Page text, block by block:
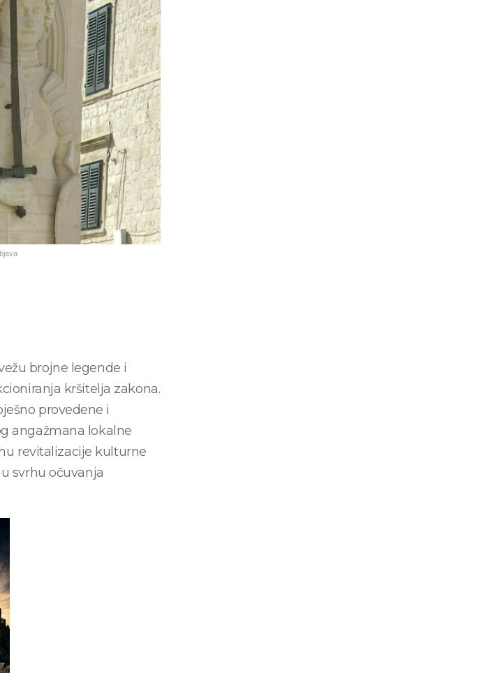
brojne legende i
kršitelja zakona.
provedene i
angažmana lokalne
revitalizacije kulturne
svrhu očuvanja